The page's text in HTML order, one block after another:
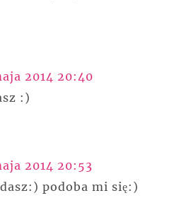
2014 20:40
:)
2014 20:53
podoba mi się:)